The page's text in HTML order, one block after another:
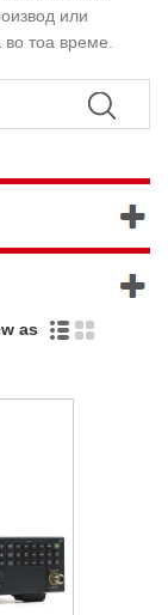
или
тоа време.
as